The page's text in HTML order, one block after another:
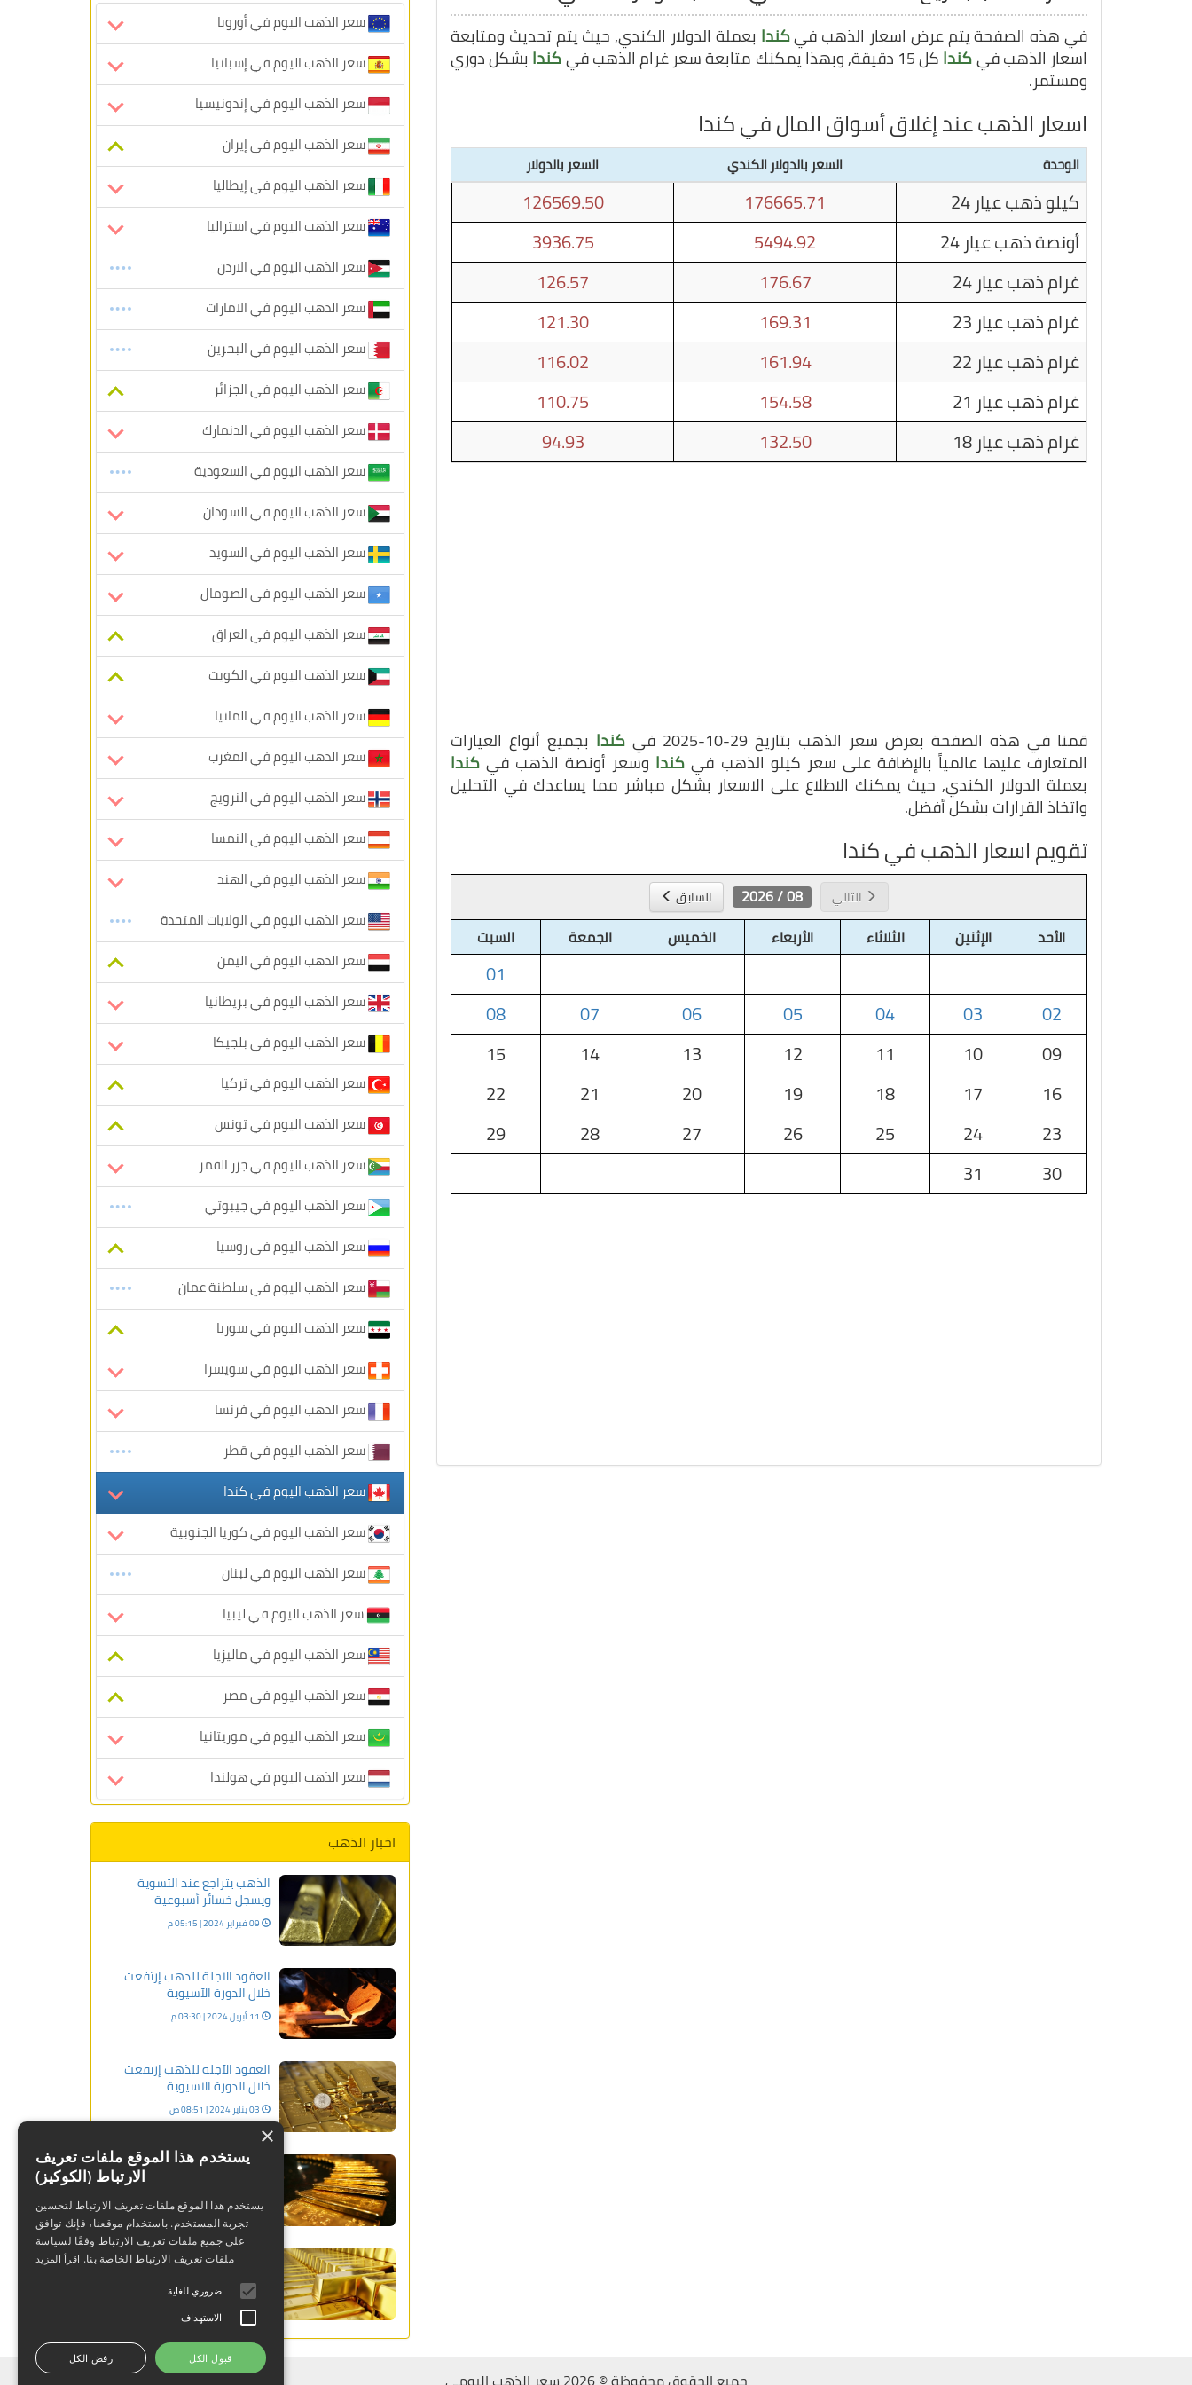
في هذه الصفحة يتم عرض اسعار الذهب فيكندا بعملة الدولار الكندي, حيث يتم تحديث ومتابعة
اسعار الذهب فيكنداكل 15 دقيقة, وبهذا يمكنك متابعة سعر غرام الذهب في كندا بشكل دوري
ومستمر.
اسعار الذهب عند إغلاق أسواق المال في كندا
الوحدة السعر بالدولار الكندي السعر بالدولار
كيلو ذهب عيار 24 176665.71
126569.50
أونصة ذهب عيار 24
5494.92
3936.75
غرام ذهب عيار 24
176.67
126.57
غرام ذهب عيار 23
169.31
121.30
غرام ذهب عيار 22
161.94
116.02
غرام ذهب عيار 21
154.58
110.75
غرام ذهب عيار 18
132.50
94.93
قمنا في هذه الصفحة بعرض سعر الذهب بتاريخ 29-10-2025 في كندا بجميع أنواع العيارات
المتعارف عليها عالمياً بالإضافة على سعر كيلو الذهب في كندا وسعر أونصة الذهب في كندا
بعملة الدولار الكندي, حيث يمكنك الاطلاع على الاسعار بشكل مباشر مما يساعدك في التحليل
واتخاذ القرارات بشكل أفضل.
تقويم اسعار الذهب في كندا
التالي 08 / 2026 السابق
الأحد الإثنين الثلاثاء الأربعاء الخميس الجمعة السبت
01
02
03
04
05
06
07
08
09
10
11
12
13
14
15
16
17
18
19
20
21
22
23
24
25
26
27
28
29
30
31
سعر الذهب اليوم في أوروبا
سعر الذهب اليوم في إسبانيا
سعر الذهب اليوم في إندونيسيا
سعر الذهب اليوم في إيران
سعر الذهب اليوم في إيطاليا
سعر الذهب اليوم في استراليا
سعر الذهب اليوم في الاردن
سعر الذهب اليوم في الامارات
سعر الذهب اليوم في البحرين
سعر الذهب اليوم في الجزائر
سعر الذهب اليوم في الدنمارك
سعر الذهب اليوم في السعودية
سعر الذهب اليوم في السودان
سعر الذهب اليوم في السويد
سعر الذهب اليوم في الصومال
سعر الذهب اليوم في العراق
سعر الذهب اليوم في الكويت
سعر الذهب اليوم في المانيا
سعر الذهب اليوم في المغرب
سعر الذهب اليوم في النرويج
سعر الذهب اليوم في النمسا
سعر الذهب اليوم في الهند
سعر الذهب اليوم في الولايات المتحدة
سعر الذهب اليوم في اليمن
سعر الذهب اليوم في بريطانيا
سعر الذهب اليوم في بلجيكا
سعر الذهب اليوم في تركيا
سعر الذهب اليوم في تونس
سعر الذهب اليوم في جزر القمر
سعر الذهب اليوم في جيبوتي
سعر الذهب اليوم في روسيا
سعر الذهب اليوم في سلطنة عمان
سعر الذهب اليوم في سوريا
سعر الذهب اليوم في سويسرا
سعر الذهب اليوم في فرنسا
سعر الذهب اليوم في قطر
سعر الذهب اليوم في كندا
سعر الذهب اليوم في كوريا الجنوبية
سعر الذهب اليوم في لبنان
سعر الذهب اليوم في ليبيا
سعر الذهب اليوم في ماليزيا
سعر الذهب اليوم في مصر
سعر الذهب اليوم في موريتانيا
سعر الذهب اليوم في هولندا
اخبار الذهب
الذهب يتراجع عند التسوية
ويسجل خسائر أسبوعية
09 فبراير 2024 | 05:15 م
العقود الآجلة للذهب إرتفعت
خلال الدورة الآسيوية
11 أبريل 2024 | 03:30 م
العقود الآجلة للذهب إرتفعت
خلال الدورة الآسيوية
03 يناير 2024 | 08:51 ص
عاجل: الذهب يعزز مكاسبه
بشكل واضح تزامنًا مع تراجع
هجوم سيبراني يخترق موقع
في أمريكا
×
يستخدم هذا الموقع ملفات تعريف
الارتباط (الكوكيز)
يستخدم هذا الموقع ملفات تعريف الارتباط لتحسين
تجربة المستخدم. باستخدام موقعنا، فإنك توافق
على جميع ملفات تعريف الارتباط وفقًا لسياسة
ملفات تعريف الارتباط الخاصة بنا. اقرأ المزيد
ضروري للغاية
الاستهداف
قبول الكل رفض الكل